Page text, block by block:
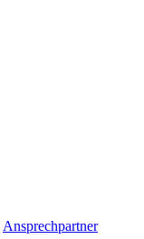
Ansprechpartner